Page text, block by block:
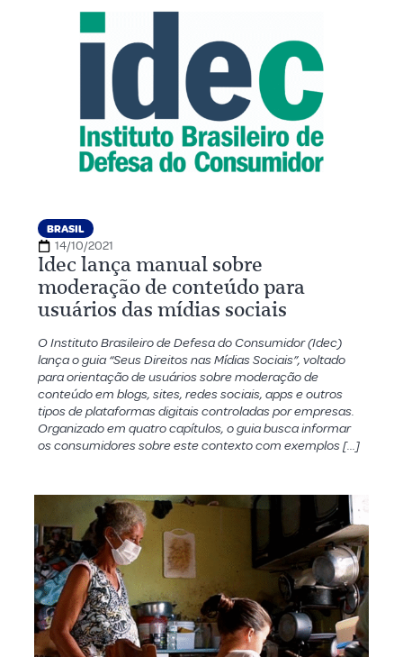
BRASIL
14/10/2021
Idec lança manual sobre
moderação de conteúdo para
usuários das mídias sociais
O Instituto Brasileiro de Defesa do Consumidor (Idec)
lança o guia “Seus Direitos nas Mídias Sociais”, voltado
para orientação de usuários sobre moderação de
conteúdo em blogs, sites, redes sociais, apps e outros
tipos de plataformas digitais controladas por empresas.
Organizado em quatro capítulos, o guia busca informar
os consumidores sobre este contexto com exemplos […]